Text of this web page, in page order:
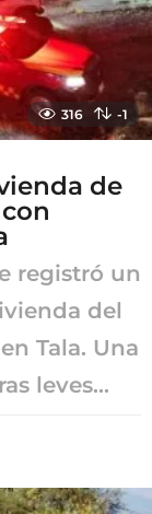
316 -1
de
registró un
del
Tala. Una
leves...